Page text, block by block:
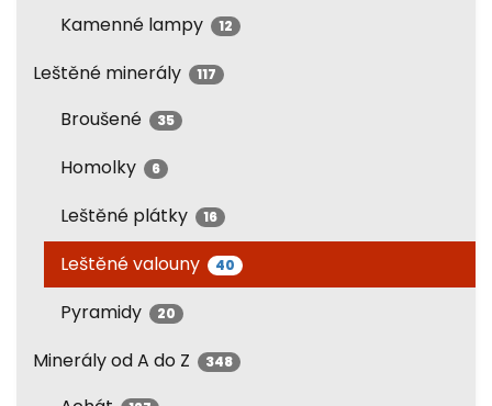
Kamenné lampy 12
Leštěné minerály 117
Broušené 35
Homolky 6
Leštěné plátky 16
Leštěné valouny 40
Pyramidy 20
Minerály od A do Z 348